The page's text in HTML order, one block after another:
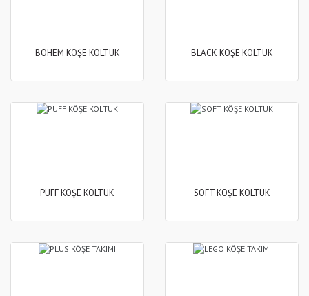
BOHEM KÖŞE KOLTUK BLACK KÖŞE KOLTUK
PUFF KÖŞE KOLTUK SOFT KÖŞE KOLTUK